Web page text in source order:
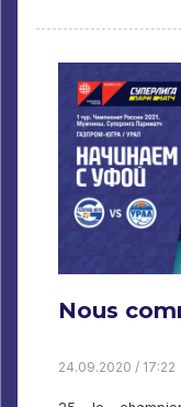
Nous
24.09.2020 / 17:22